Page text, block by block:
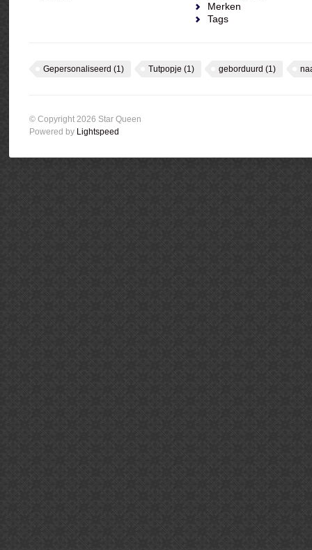
Merken
Tags
Gepersonaliseerd (1) Tutpopje (1) geborduurd (1)
© Copyright 2026 Star Queen
Powered by Lightspeed